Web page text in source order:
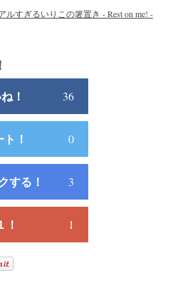
すぎるいりこの箸置き - Rest on me! -
！ 36
！ 0
する！ 3
！ 1